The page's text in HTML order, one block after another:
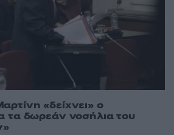
«δείχνει» ο
τα δωρεάν νοσήλια του